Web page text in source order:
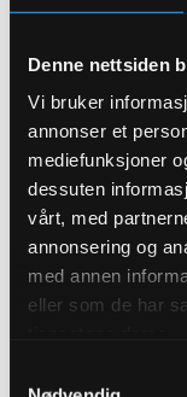
Denne nettsiden
Vi bruker
annonser et
mediefunksjoner
dessuten
vårt, med
annonsering og
med annen
eller som de har
Søren Krag
LEGO hos
LES MER